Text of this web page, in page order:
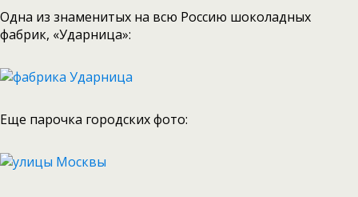
Одна из знаменитых на всю Россию шоколадных
фабрик, «Ударница»:
Еще парочка городских фото: